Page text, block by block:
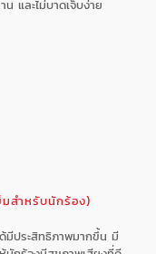
และไม่บาดเจ็บง่าย
สำหรับนักร้อง)
ด้มีประสิทธิภาพมากขึ้น มี